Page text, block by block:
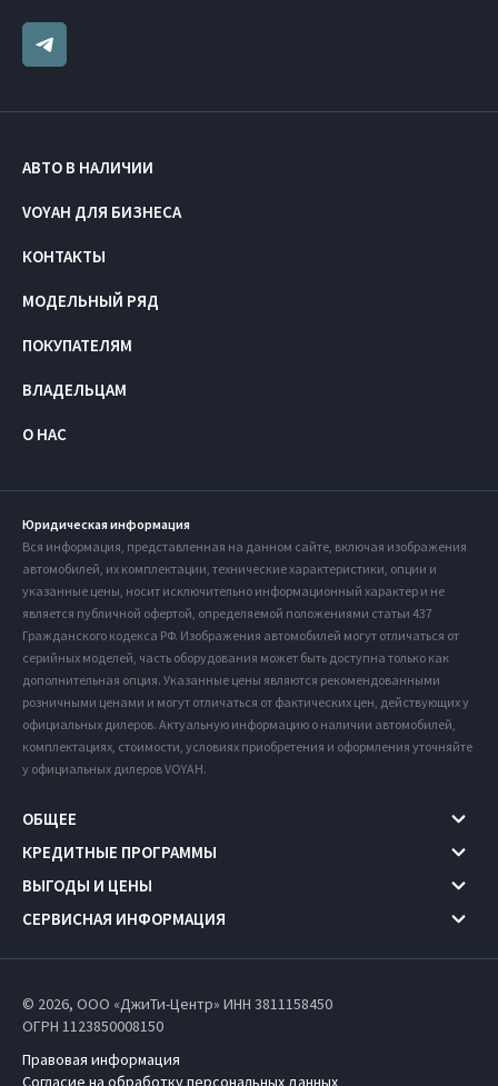
АВТО В НАЛИЧИИ
VOYAH ДЛЯ БИЗНЕСА
КОНТАКТЫ
МОДЕЛЬНЫЙ РЯД
ПОКУПАТЕЛЯМ
ВЛАДЕЛЬЦАМ
О НАС
Юридическая информация
Вся информация, представленная на данном сайте, включая изображения
автомобилей, их комплектации, технические характеристики, опции и
указанные цены, носит исключительно информационный характер и не
является публичной офертой, определяемой положениями статьи 437
Гражданского кодекса РФ. Изображения автомобилей могут отличаться от
серийных моделей, часть оборудования может быть доступна только как
дополнительная опция. Указанные цены являются рекомендованными
розничными ценами и могут отличаться от фактических цен, действующих у
официальных дилеров. Актуальную информацию о наличии автомобилей,
комплектациях, стоимости, условиях приобретения и оформления уточняйте
у официальных дилеров VOYAH.
ОБЩЕЕ
КРЕДИТНЫЕ ПРОГРАММЫ
ВЫГОДЫ И ЦЕНЫ
СЕРВИСНАЯ ИНФОРМАЦИЯ
© 2026, ООО «ДжиТи-Центр» ИНН 3811158450
ОГРН 1123850008150
Правовая информация
Согласие на обработку персональных данных